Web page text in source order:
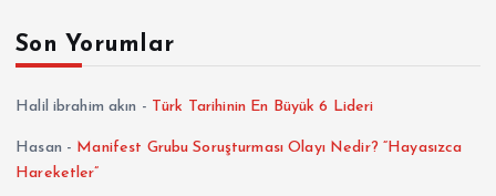
Son Yorumlar
Halil ibrahim akın - Türk Tarihinin En Büyük 6 Lideri
Hasan - Manifest Grubu Soruşturması Olayı Nedir? “Hayasızca
Hareketler”